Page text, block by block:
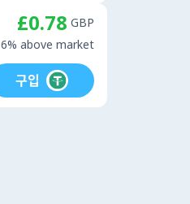
£0.78 GBP
6% above market
구입